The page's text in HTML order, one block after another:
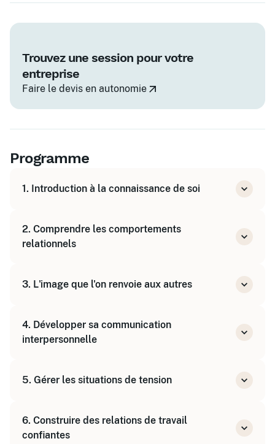
Trouvez une session pour votre
entreprise
Faire le devis en autonomie
Programme
1. Introduction à la connaissance de soi
Questionnaire de positionnement
2. Comprendre les comportements
relationnels
comportements
3. L'image que l'on renvoie aux autres
Feedbacks personnalisés
4. Développer sa communication
interpersonnelle
Communication assertive
5. Gérer les situations de tension
Oser aborder les conflits
Stratégies pour désamorcer les tensions
6. Construire des relations de travail
confiantes